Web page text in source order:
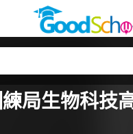
局生物科技